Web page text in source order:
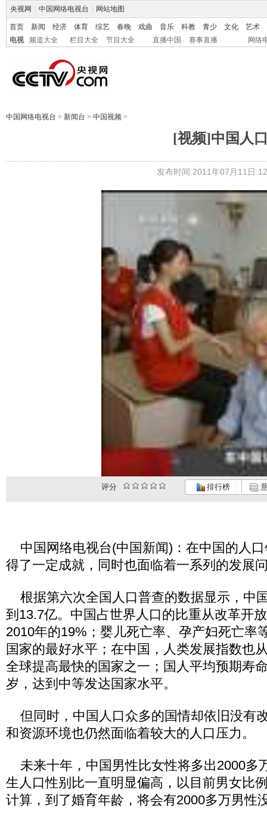
央视网 中国网络电视台 网站地图
首页 新闻 经济 体育 综艺 春晚 戏曲 音乐 科教 青少 文化
艺术
电视
频道大全 栏目大全 节目大全 直播中国 赛事直播 网络
中国网络电视台 > 新闻台 > 中国视频 >
[视频]中国人
发布时间:2011年07月11日
评分 排行榜
中国网络电视台(中国新闻)：在中国的人
得了一定成就，同时也面临着一系列的发展
根据第六次全国人口普查的数据显示，中
到13.7亿。中国占世界人口的比重从改革开
2010年的19%；婴儿死亡率、孕产妇死亡率
国家的最好水平；在中国，人类发展指数也
全球提高最快的国家之一；国人平均预期寿
岁，达到中等发达国家水平。
但同时，中国人口众多的国情却依旧没有
和资源环境也仍然面临着较大的人口压力。
未来十年，中国男性比女性将多出2000多
生人口性别比一直明显偏高，以目前男女比
计算，到了婚育年龄，将会有2000多万男性